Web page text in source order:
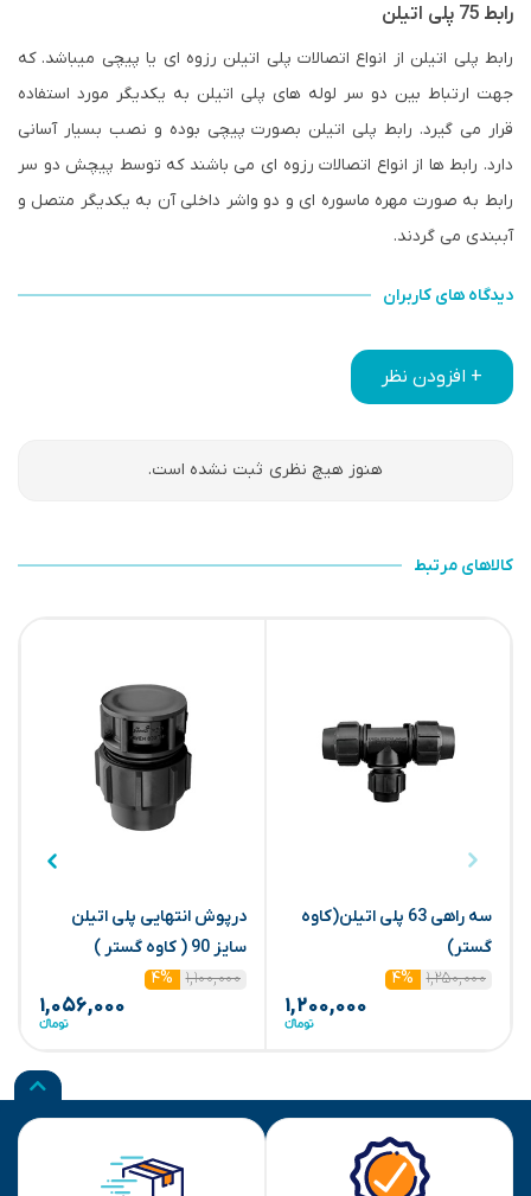
رابط 75 پلی اتیلن
رابط پلی اتیلن از انواع اتصالات پلی اتیلن رزوه ای یا پیچی میباشد. که
جهت ارتباط بین دو سر لوله های پلی اتیلن به یکدیگر مورد استفاده
قرار می گیرد. رابط پلی اتیلن بصورت پیچی بوده و نصب بسیار آسانی
دارد. رابط ها از انواع اتصالات رزوه ای می باشند که توسط پیچش دو سر
رابط به صورت مهره ماسوره ای و دو واشر داخلی آن به یکدیگر متصل و
آببندی می گردند.
دیدگاه های کاربران
+ افزودن نظر
هنوز هیچ نظری ثبت نشده است.
کالاهای مرتبط
سه راهی 63 پلی اتیلن(کاوه
گستر)
۱,۲۵۰,۰۰۰
۴%
۱,۲۰۰,۰۰۰
درپوش انتهایی پلی اتیلن
سایز 90 ( کاوه گستر )
۱,۱۰۰,۰۰۰
۴%
۱,۰۵۶,۰۰۰